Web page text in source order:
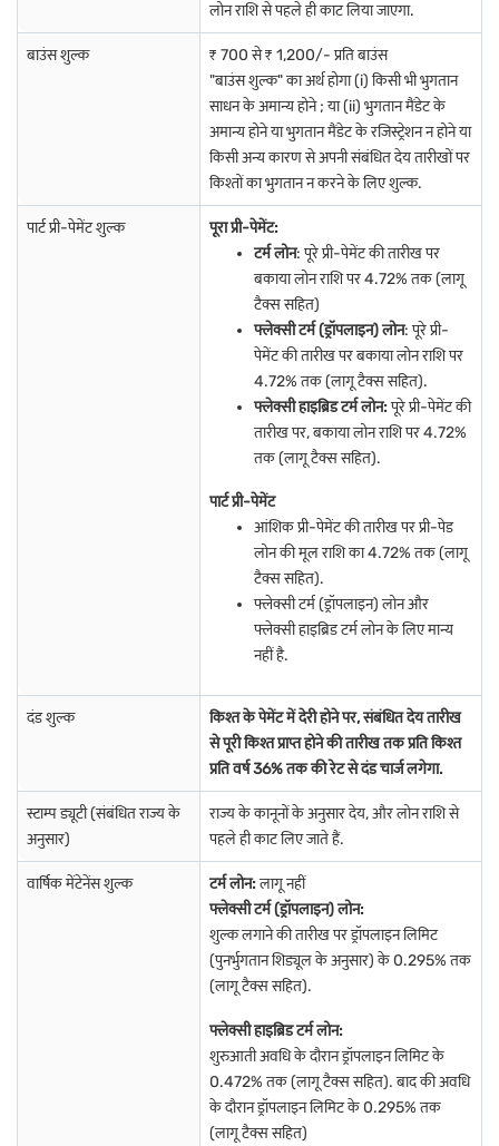
लोन राशि से पहले ही काट लिया जाएगा.
बाउंस शुल्क
₹ 700 से ₹ 1,200/- प्रति बाउंस
"बाउंस शुल्क" का अर्थ होगा (i) किसी भी भुगतान
साधन के अमान्य होने ; या (ii) भुगतान मैंडेट के
अमान्य होने या भुगतान मैंडेट के रजिस्ट्रेशन न होने या
किसी अन्य कारण से अपनी संबंधित देय तारीखों पर
किश्तों का भुगतान न करने के लिए शुल्क.
पार्ट प्री-पेमेंट शुल्क
पूरा प्री-पेमेंट:
टर्म लोन: पूरे प्री-पेमेंट की तारीख पर
बकाया लोन राशि पर 4.72% तक (लागू
टैक्स सहित)
फ्लेक्सी टर्म (ड्रॉपलाइन) लोन: पूरे प्री-
पेमेंट की तारीख पर बकाया लोन राशि पर
4.72% तक (लागू टैक्स सहित).
फ्लेक्सी हाइब्रिड टर्म लोन:पूरे प्री-पेमेंट की
तारीख पर, बकाया लोन राशि पर 4.72%
तक (लागू टैक्स सहित).
पार्ट प्री-पेमेंट
आंशिक प्री-पेमेंट की तारीख पर प्री-पेड
लोन की मूल राशि का 4.72% तक (लागू
टैक्स सहित).
फ्लेक्सी टर्म (ड्रॉपलाइन) लोन और
फ्लेक्सी हाइब्रिड टर्म लोन के लिए मान्य
नहीं है.
दंड शुल्क
किश्त के पेमेंट में देरी होने पर, संबंधित देय तारीख
से पूरी किश्त प्राप्त होने की तारीख तक प्रति किश्त
प्रति वर्ष 36% तक की रेट से दंड चार्ज लगेगा.
स्टाम्प ड्यूटी (संबंधित राज्य के
अनुसार)
राज्य के कानूनों के अनुसार देय, और लोन राशि से
पहले ही काट लिए जाते हैं.
वार्षिक मेंटेनेंस शुल्क टर्म लोन:लागू नहीं
फ्लेक्सी टर्म (ड्रॉपलाइन) लोन:
शुल्क लगाने की तारीख पर ड्रॉपलाइन लिमिट
(पुनर्भुगतान शिड्यूल के अनुसार) के 0.295% तक
(लागू टैक्स सहित).
फ्लेक्सी हाइब्रिड टर्म लोन:
शुरुआती अवधि के दौरान ड्रॉपलाइन लिमिट के
0.472% तक (लागू टैक्स सहित). बाद की अवधि
के दौरान ड्रॉपलाइन लिमिट के 0.295% तक
(लागू टैक्स सहित)